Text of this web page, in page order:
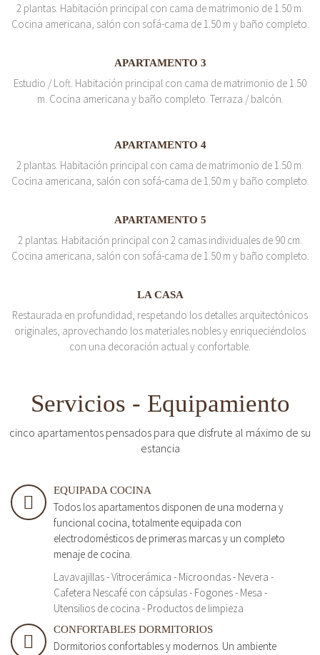
2 plantas. Habitación principal con cama de matrimonio de 1.50 m.
Cocina americana, salón con sofá-cama de 1.50 m y baño completo.
APARTAMENTO 3
Estudio / Loft. Habitación principal con cama de matrimonio de 1.50
m. Cocina americana y baño completo. Terraza / balcón.
APARTAMENTO 4
2 plantas. Habitación principal con cama de matrimonio de 1.50 m.
Cocina americana, salón con sofá-cama de 1.50 m y baño completo.
APARTAMENTO 5
2 plantas. Habitación principal con 2 camas individuales de 90 cm.
Cocina americana, salón con sofá-cama de 1.50 m y baño completo.
LA CASA
Restaurada en profundidad, respetando los detalles arquitectónicos
originales, aprovechando los materiales nobles y enriqueciéndolos
con una decoración actual y confortable.
Servicios - Equipamiento
cinco apartamentos pensados para que disfrute al máximo de su
estancia
EQUIPADA COCINA
Todos los apartamentos disponen de una moderna y
funcional cocina, totalmente equipada con
electrodomésticos de primeras marcas y un completo
menaje de cocina.
Lavavajillas - Vitrocerámica - Microondas - Nevera -
Cafetera Nescafé con cápsulas - Fogones - Mesa -
Utensilios de cocina - Productos de limpieza
CONFORTABLES DORMITORIOS
Dormitorios confortables y modernos. Un ambiente